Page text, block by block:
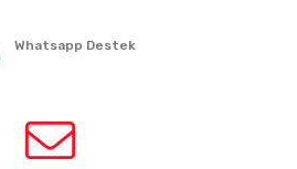
Whatsapp Destek